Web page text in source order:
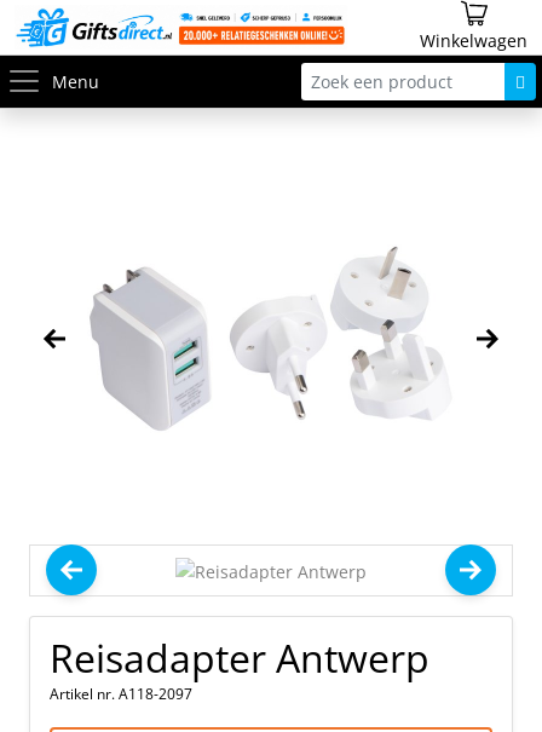
Winkelwagen
Menu
Reisadapter Antwerp
Artikel nr. A118-2097